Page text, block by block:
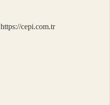
https://cepi.com.tr